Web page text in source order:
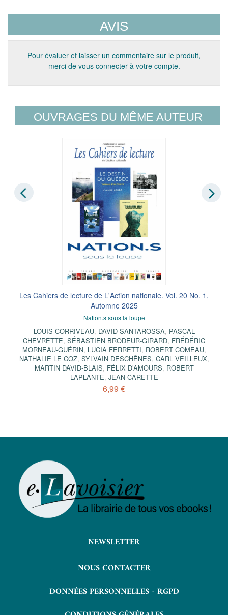
AVIS
Pour évaluer et laisser un commentaire sur le produit,
merci de vous connecter à votre compte.
OUVRAGES DU MÊME AUTEUR
Les Cahiers de lecture de L'Action nationale. Vol. 20 No. 1,
Automne 2025
Nation.s sous la loupe
LOUIS CORRIVEAU, DAVID SANTAROSSA, PASCAL
CHEVRETTE, SÉBASTIEN BRODEUR-GIRARD, FRÉDÉRIC
MORNEAU-GUÉRIN, LUCIA FERRETTI, ROBERT COMEAU,
NATHALIE LE COZ, SYLVAIN DESCHÊNES, CARL VEILLEUX,
MARTIN DAVID-BLAIS, FÉLIX D’AMOURS, ROBERT
LAPLANTE, JEAN CARETTE
6,99 €
NEWSLETTER
NOUS CONTACTER
DONNÉES PERSONNELLES - RGPD